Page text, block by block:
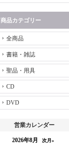
商品カテゴリー
全商品
書籍・雑誌
聖品・用具
CD
DVD
営業カレンダー
2026年8月 次月»